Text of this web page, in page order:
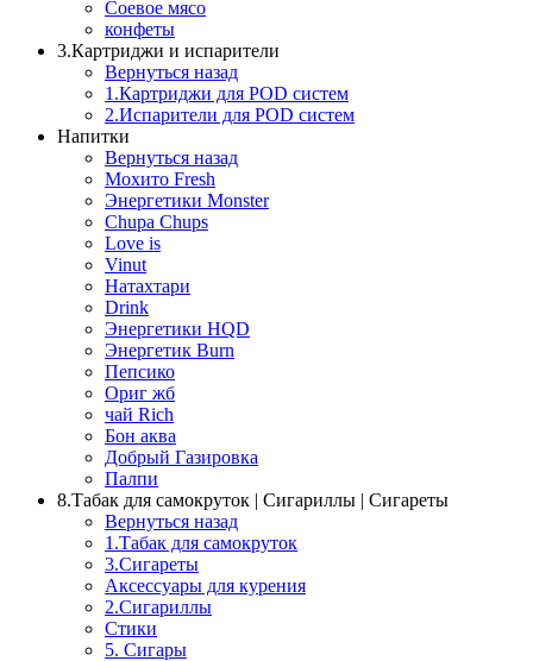
Соевое мясо
конфеты
3.Картриджи и испарители
Вернуться назад
1.Картриджи для POD систем
2.Испарители для POD систем
Напитки
Вернуться назад
Мохито Fresh
Энергетики Monster
Chupa Chups
Love is
Vinut
Натахтари
Drink
Энергетики HQD
Энергетик Burn
Пепсико
Ориг жб
чай Rich
Бон аква
Добрый Газировка
Палпи
8.Табак для самокруток | Сигариллы | Cигареты
Вернуться назад
1.Табак для самокруток
3.Сигареты
Аксессуары для курения
2.Сигариллы
Стики
5. Сигары